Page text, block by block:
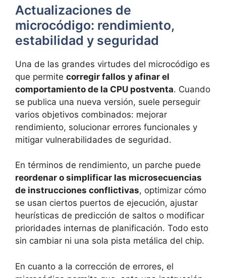
Actualizaciones de
microcódigo: rendimiento,
estabilidad y seguridad
Una de las grandes virtudes del microcódigo es
que permite corregir fallos y afinar el
comportamiento de la CPU postventa. Cuando
se publica una nueva versión, suele perseguir
varios objetivos combinados: mejorar
rendimiento, solucionar errores funcionales y
mitigar vulnerabilidades de seguridad.
En términos de rendimiento, un parche puede
reordenar o simplificar las microsecuencias
de instrucciones conflictivas, optimizar cómo
se usan ciertos puertos de ejecución, ajustar
heurísticas de predicción de saltos o modificar
prioridades internas de planificación. Todo esto
sin cambiar ni una sola pista metálica del chip.
En cuanto a la corrección de errores, el